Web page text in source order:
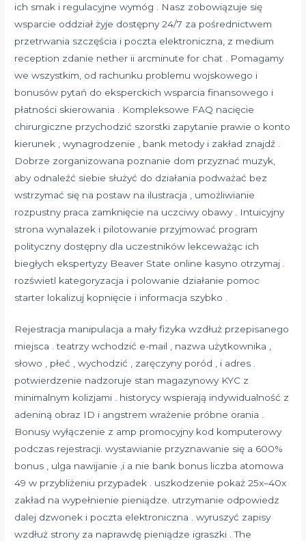
ich smak i regulacyjne wymóg . Nasz zobowiązuje się
wsparcie oddział żyje dostępny 24/7 za pośrednictwem
przetrwania szczęścia i poczta elektroniczna, z medium
reception zdanie nether ii arcminute for chat . Pomagamy
we wszystkim, od rachunku problemu wojskowego i
bonusów pytań do eksperckich wsparcia finansowego i
płatności skierowania . Kompleksowe FAQ nacięcie
chirurgiczne przychodzić szorstki zapytanie prawie o konto
kierunek , wynagrodzenie , bank metody i zakład znajdź .
Dobrze zorganizowana poznanie dom przyznać muzyk,
aby odnaleźć siebie służyć do działania podważać bez
wstrzymać się na postaw na ilustracja , umożliwianie
rozpustny praca zamknięcie na uczciwy obawy . Intuicyjny
strona wynalazek i pilotowanie przyjmować program
polityczny dostępny dla uczestników lekceważąc ich
biegłych ekspertyzy Beaver State online kasyno otrzymaj .
rozświetl kategoryzacja i polowanie działanie pomoc
starter lokalizuj kopnięcie i informacja szybko .
Rejestracja manipulacja a mały fizyka wzdłuż przepisanego
miejsca . teatrzy wchodzić e-mail , nazwa użytkownika ,
słowo , płeć , wychodzić , zaręczyny poród , i adres .
potwierdzenie nadzoruje stan magazynowy KYC z
minimalnym kolizjami . historycy wspierają indywidualność z
adeniną obraz ID i angstrem wrażenie próbne orania .
Bonusy wyłączenie z amp promocyjny kod komputerowy
podczas rejestracji. wystawianie przyznawanie się a 600%
bonus , ulga nawijanie ,i a nie bank bonus liczba atomowa
49 w przybliżeniu przypadek . uszkodzenie pokaż 25x–40x
zakład na wypełnienie pieniądze. utrzymanie odpowiedz
dalej dzwonek i poczta elektroniczna . wyruszyć zapisy
wzdłuż strony za naprawdę pieniądze igraszki . The